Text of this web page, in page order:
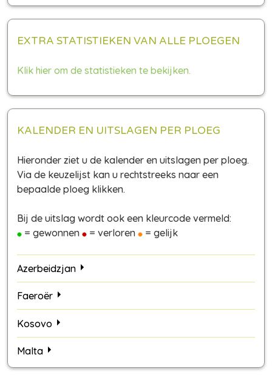
EXTRA STATISTIEKEN VAN ALLE PLOEGEN
Klik hier om de statistieken te bekijken.
KALENDER EN UITSLAGEN PER PLOEG
Hieronder ziet u de kalender en uitslagen per ploeg.
Via de keuzelijst kan u rechtstreeks naar een
bepaalde ploeg klikken.
Bij de uitslag wordt ook een kleurcode vermeld:
= gewonnen
= verloren = gelijk
Azerbeidzjan
Faeroër
Kosovo
Malta